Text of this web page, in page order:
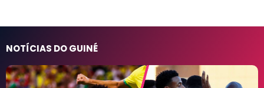
NOTÍCIAS DO GUINÉ